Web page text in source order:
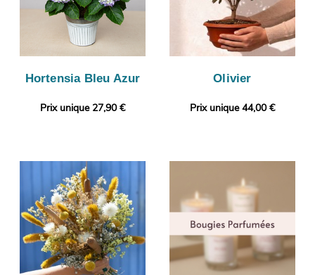
Hortensia Bleu Azur
Prix unique 27,90 €
Olivier
Prix unique 44,00 €